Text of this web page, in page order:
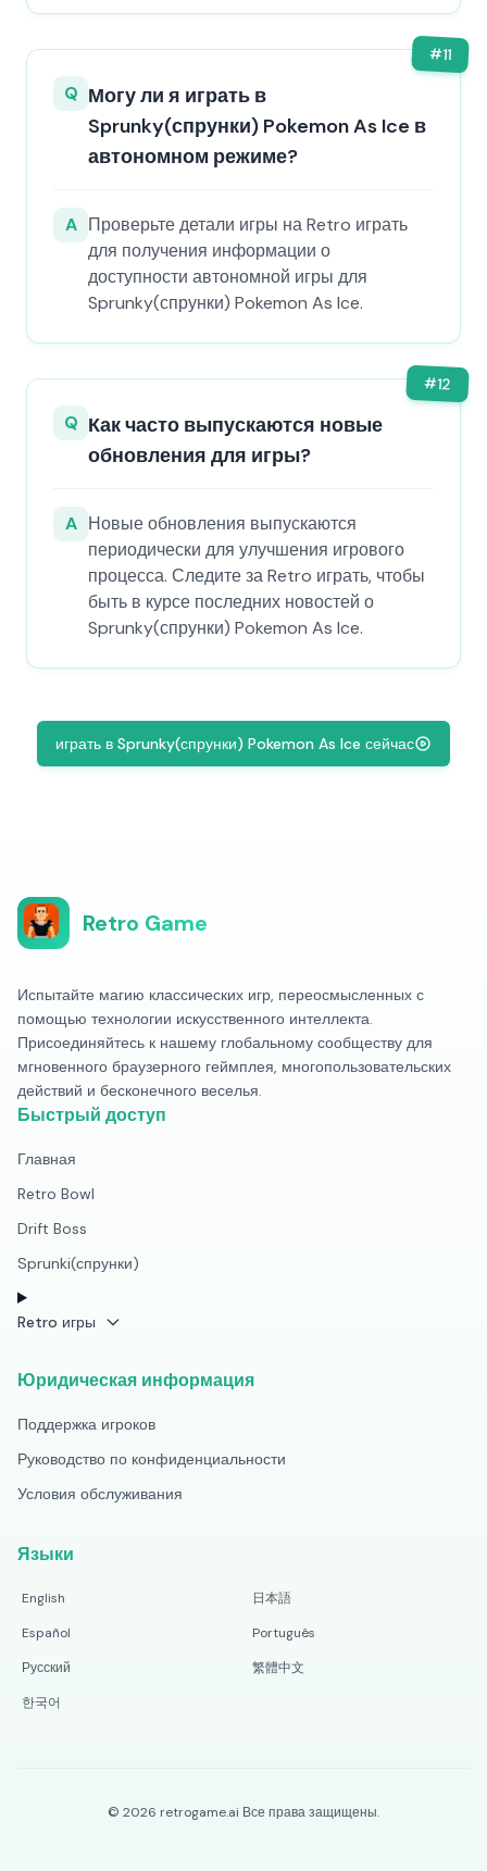
#11
Q Могу ли я играть в
Sprunky(спрунки) Pokemon As Ice в
автономном режиме?
A Проверьте детали игры на Retro играть
для получения информации о
доступности автономной игры для
Sprunky(спрунки) Pokemon As Ice.
#12
Q Как часто выпускаются новые
обновления для игры?
A Новые обновления выпускаются
периодически для улучшения игрового
процесса. Следите за Retro играть, чтобы
быть в курсе последних новостей о
Sprunky(спрунки) Pokemon As Ice.
играть в Sprunky(спрунки) Pokemon As Ice сейчас
Retro Game
Испытайте магию классических игр, переосмысленных с
помощью технологии искусственного интеллекта.
Присоединяйтесь к нашему глобальному сообществу для
мгновенного браузерного геймплея, многопользовательских
действий и бесконечного веселья.
Быстрый доступ
Главная
Retro Bowl
Drift Boss
Sprunki(спрунки)
Retro игры
Юридическая информация
Поддержка игроков
Руководство по конфиденциальности
Условия обслуживания
Языки
English
日本語
Español
Português
Русский
繁體中文
한국어
© 2026 retrogame.ai Все права защищены.